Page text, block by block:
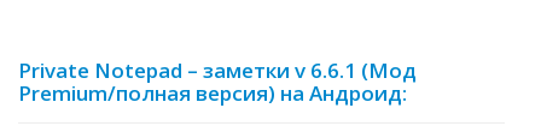
Private Notepad – заметки v 6.6.1 (Мод
Premium/полная версия) на Андроид: